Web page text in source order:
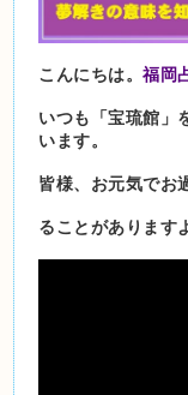
こんにちは。福岡
いつも「宝琉館」
います。
皆様、お元気でお
ることがあります